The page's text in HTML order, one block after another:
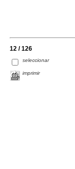
12 / 126
seleccionar
imprimir